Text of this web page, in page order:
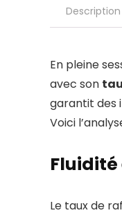
Description
En pleine
avec son
garantit des
Voici
Le taux de